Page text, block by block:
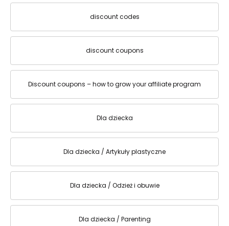
discount codes
discount coupons
Discount coupons – how to grow your affiliate program
Dla dziecka
Dla dziecka / Artykuły plastyczne
Dla dziecka / Odzież i obuwie
Dla dziecka / Parenting